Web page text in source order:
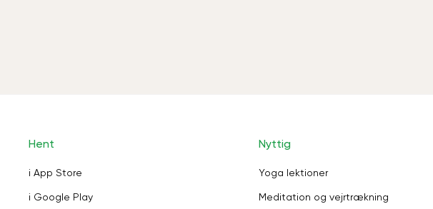
Hent
i App Store
i Google Play
Nyttig
Yoga lektioner
Meditation og vejrtrækning